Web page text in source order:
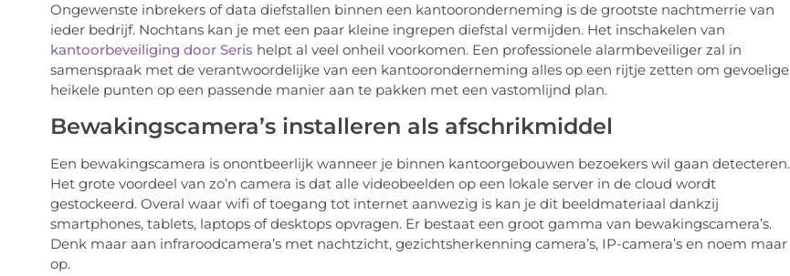
Ongewenste inbrekers of data diefstallen binnen een kantooronderneming is de grootste nachtmerrie van
ieder bedrijf. Nochtans kan je met een paar kleine ingrepen diefstal vermijden. Het inschakelen van
kantoorbeveiliging door Seris helpt al veel onheil voorkomen. Een professionele alarmbeveiliger zal in
samenspraak met de verantwoordelijke van een kantooronderneming alles op een rijtje zetten om gevoelige
heikele punten op een passende manier aan te pakken met een vastomlijnd plan.
Bewakingscamera’s installeren als afschrikmiddel
Een bewakingscamera is onontbeerlijk wanneer je binnen kantoorgebouwen bezoekers wil gaan detecteren.
Het grote voordeel van zo’n camera is dat alle videobeelden op een lokale server in de cloud wordt
gestockeerd. Overal waar wifi of toegang tot internet aanwezig is kan je dit beeldmateriaal dankzij
smartphones, tablets, laptops of desktops opvragen. Er bestaat een groot gamma van bewakingscamera’s.
Denk maar aan infraroodcamera’s met nachtzicht, gezichtsherkenning camera’s, IP-camera’s en noem maar
op.